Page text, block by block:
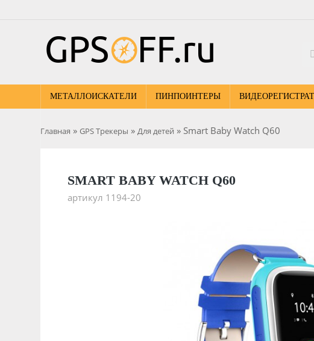
МЕТАЛЛОИСКАТЕЛИ ПИНПОИНТЕРЫ
Главная » GPS Трекеры » Для детей » Smart Baby Watch Q60
SMART BABY WATCH Q60
артикул 1194-20